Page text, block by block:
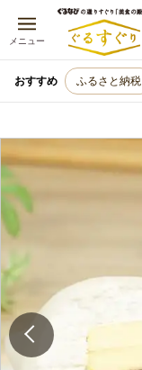
メニュー
おすすめ ふるさと納税